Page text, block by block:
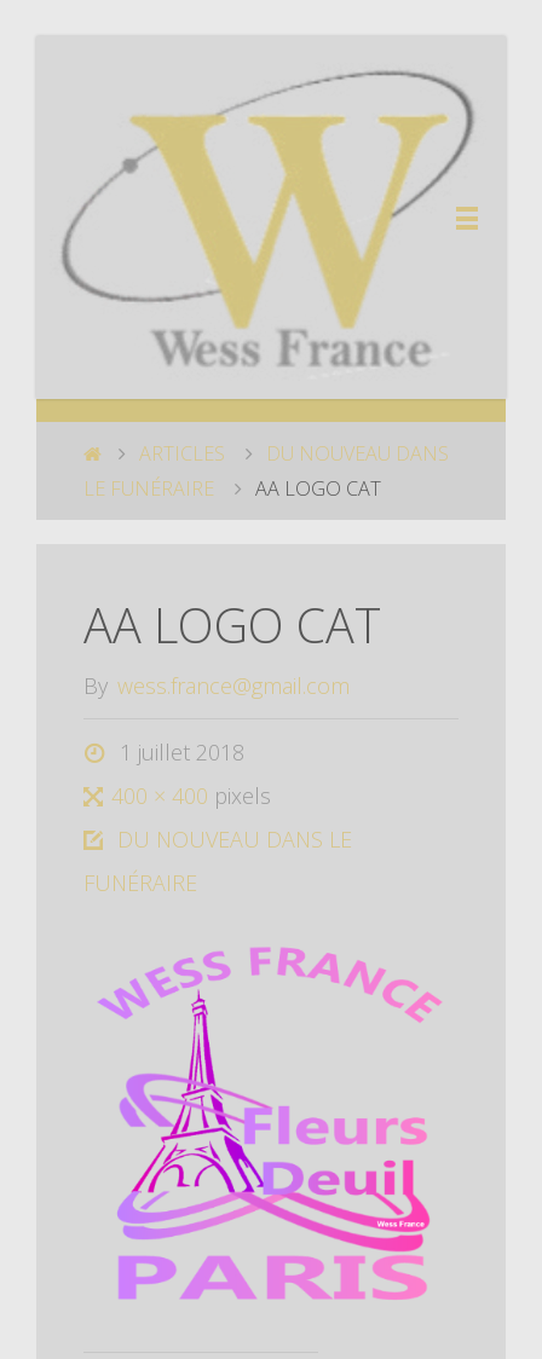
ARTICLES
DU NOUVEAU DANS
LE FUNÉRAIRE
AA LOGO CAT
AA LOGO CAT
By wess.france@gmail.com
1 juillet 2018
400 × 400 pixels
DU NOUVEAU DANS LE
FUNÉRAIRE